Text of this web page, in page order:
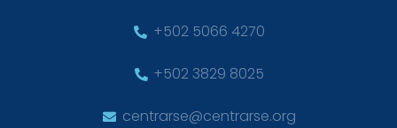
+502 5066 4270
+502 3829 8025
centrarse@centrarse.org